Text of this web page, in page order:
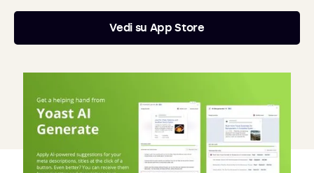
Vedi su App Store